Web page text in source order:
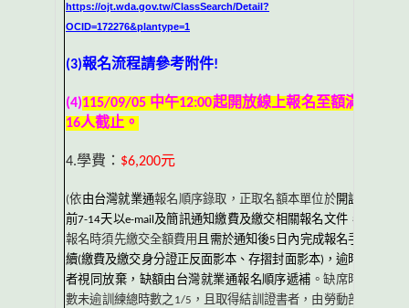
https://ojt.wda.gov.tw/ClassSearch/Detail?
OCID=172276&plantype=1
(3)報名流程請參考附件!
(4)115/09/05 中午12:00起開放線上報名至額滿
16人截止。
4.學費： $6,200元
(依 由台灣就業通報名順序錄取，正取名額本單位於開課
前7-14天以e-mail 及簡訊通知繳費及繳交相關報名文件 ，
報名時須先繳交全額費用 且需於通知後5 日內完成報名手
續(繳費及繳交身分證正反面影本、存摺封面影本) ，逾時
者視同放棄，缺額由台灣就業通報名順序遞補 。缺席時
數未逾訓練總時數之 1/5 ，且取得結訓證書者，由勞動部